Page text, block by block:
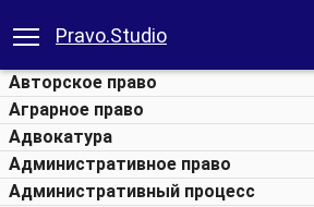
Pravo.Studio
Авторское право
Аграрное право
Адвокатура
Административное право
Административный процесс